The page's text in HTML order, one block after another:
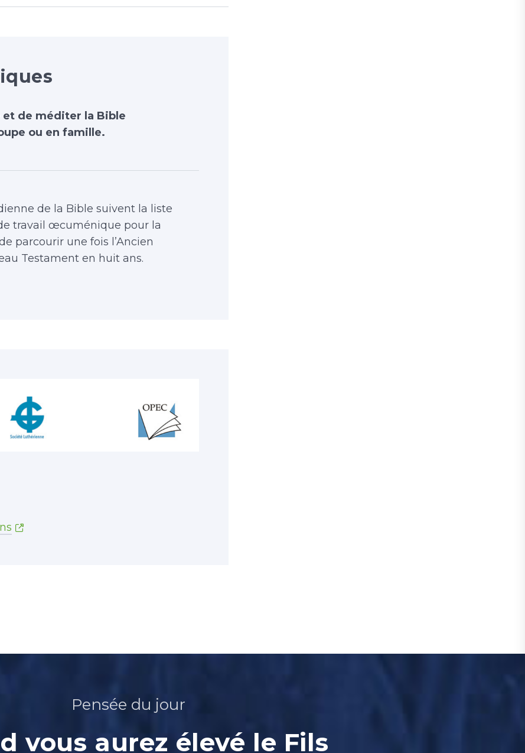
de méditer la Bible
ou en famille.
de la Bible suivent la liste
travail œcuménique pour la
parcourir une fois l’Ancien
Testament en huit ans.
Pensée du jour
vous aurez élevé le Fils